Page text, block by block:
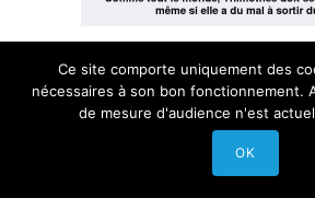
Ce site comporte uniquement des
nécessaires à son bon fonctionnement.
de mesure d'audience n'est
OK